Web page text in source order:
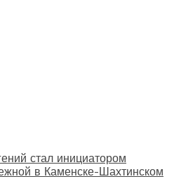
стал инициатором
в Каменске-Шахтинском